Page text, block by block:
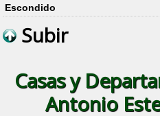
Escondido
Subir
Casas y
Antonio